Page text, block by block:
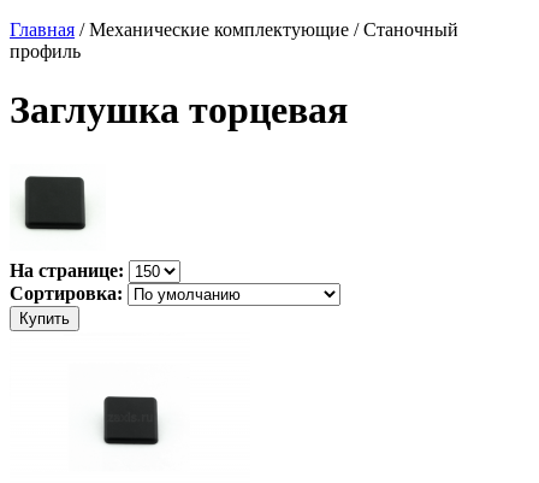
Главная / Механические комплектующие / Станочный
профиль
Заглушка торцевая
На странице:
Сортировка: